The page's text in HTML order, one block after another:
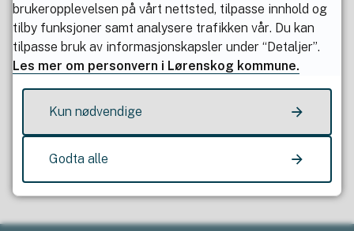
Fant du det du lette etter?
brukeropplevelsen på vårt nettsted, tilpasse innhold og
tilby funksjoner samt analysere trafikken vår. Du kan
tilpasse bruk av informasjonskapsler under “Detaljer”.
Les mer om personvern i Lørenskog kommune.
Kun nødvendige
Godta alle